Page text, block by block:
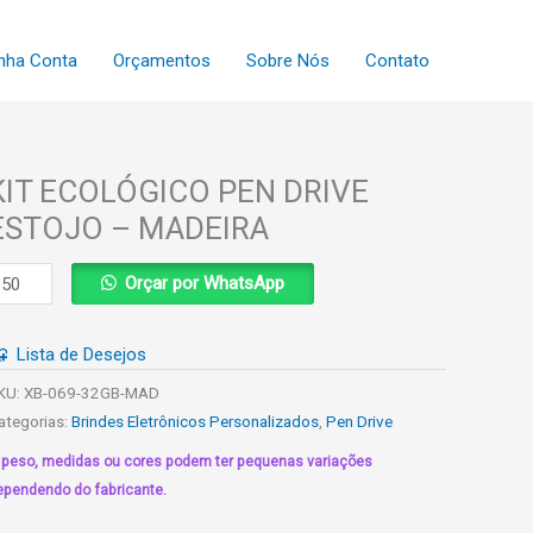
Conta Orçamentos Sobre Nós Contato
ECOLÓGICO PEN DRIVE
– MADEIRA
Orçar por WhatsApp
Lista de Desejos
XB-069-32GB-MAD
Brindes Eletrônicos Personalizados ,Pen Drive
peso, medidas ou cores podem ter pequenas variações
do fabricante.